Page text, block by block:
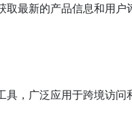
最新的产品信息和用户
，广泛应用于跨境访问